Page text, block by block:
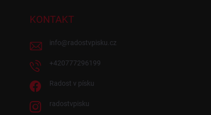
KONTAKT
info@radostvpisku.cz
+420777296199
Radost v písku
radostvpisku